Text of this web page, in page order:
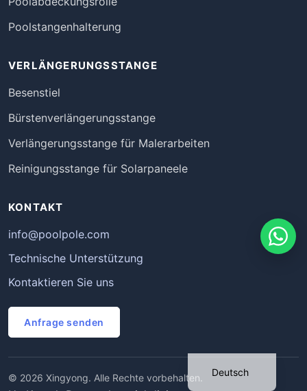
Poolstangenhalterung
VERLÄNGERUNGSSTANGE
Besenstiel
Bürstenverlängerungsstange
Verlängerungsstange für Malerarbeiten
Reinigungsstange für Solarpaneele
KONTAKT
info@poolpole.com
Technische Unterstützung
Kontaktieren Sie uns
Anfrage senden
© 2026 Xingyong. Alle Rechte vorbehalten. Deutsch